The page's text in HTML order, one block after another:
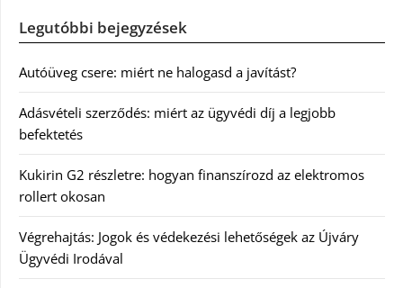
Legutóbbi bejegyzések
Autóüveg csere: miért ne halogasd a javítást?
Adásvételi szerződés: miért az ügyvédi díj a legjobb
befektetés
Kukirin G2 részletre: hogyan finanszírozd az elektromos
rollert okosan
Végrehajtás: Jogok és védekezési lehetőségek az Újváry
Ügyvédi Irodával